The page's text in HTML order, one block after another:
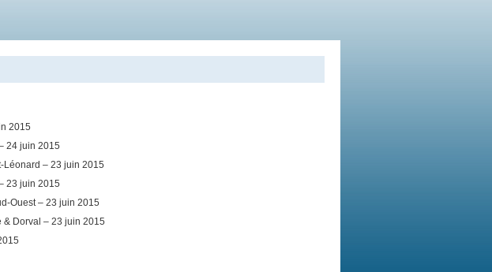
2015
24 juin 2015
Léonard – 23 juin 2015
23 juin 2015
Ouest – 23 juin 2015
& Dorval – 23 juin 2015